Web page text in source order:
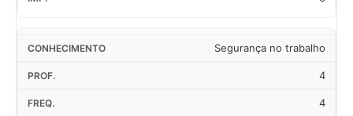
Segurança no trabalho
4
4